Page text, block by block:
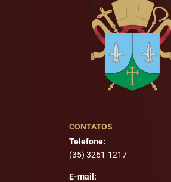
CONTATOS
Telefone:
(35) 3261-1217
E-mail: